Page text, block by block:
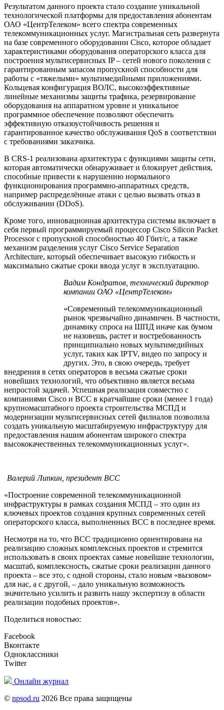
Результатом данного проекта стало создание уникальной
технологической платформы для предоставления абонентам
ОАО «ЦентрТелеком» всего спектра современных
телекоммуникационных услуг. Магистральная сеть развернута
на базе современного оборудовании Cisco, которое обладает
характеристиками оборудования операторского класса для
построения мультисервисных IP – сетей нового поколения с
гарантированным запасом пропускной способности для
работы с «тяжелыми» мультимедийными приложениями.
Кольцевая конфигурация ВОЛС, высокоэффективные
линейные механизмы защиты трафика, резервирование
оборудования на аппаратном уровне и уникальное
программное обеспечение позволяют обеспечить
эффективную отказоустойчивость решения и
гарантированное качество обслуживания QoS в соответствии
с требованиями заказчика.
В CRS-1 реализована архитектура с функциями защиты сети,
которая автоматически обнаруживает и блокирует действия,
способные привести к нарушению нормального
функционирования программно-аппаратных средств,
например распределённые атаки с целью вызвать отказ в
обслуживании (DDoS).
Кроме того, инновационная архитектура системы включает в
себя первый программируемый процессор Cisco Silicon Packet
Processor с пропускной способностью 40 Гбит/с, а также
механизм разделения услуг Cisco Service Separation
Architecture, который обеспечивает высокую гибкость и
максимально сжатые сроки ввода услуг в эксплуатацию.
Вадим Кондратов, технический директор
компании ОАО «ЦентрТелеком»
«Современный телекоммуникационный
рынок чрезвычайно динамичен. В частности,
динамику спроса на ШПД иначе как бумом
не назовешь, растет и востребованность
принципиально новых мультимедийных
услуг, таких как IPTV, видео по запросу и
других. Это, в свою очередь, требует
внедрения в сетях операторов в весьма сжатые сроки
новейших технологий, что объективно является весьма
непростой задачей. Успешная реализация совместно с
компаниями Cisco и ВСС в кратчайшие сроки (менее 1 года)
крупномасштабного проекта строительства МСПД и
модернизации мультисервисных сетей филиалов позволила
создать уникальную масштабируемую инфраструктуру для
предоставления нашим абонентам широкого спектра
высококачественных телекоммуникационных услуг».
Валерий Липкин, президент BCC
«Построение современной телекоммуникационной
инфраструктуры в рамках создания МСПД – это один из
ключевых проектов создания крупных современных сетей
операторского класса, выполненных BCC в последнее время.
Несмотря на то, что BCC традиционно ориентирована на
реализацию сложных комплексных проектов и стремится
использовать в своих проектах самые новейшие технологии,
масштаб, комплексность, сжатые сроки реализации данного
проекта – все это, с одной стороны, стало новым «вызовом»
для нас, а с другой, – дало уникальную возможность
значительно усилить и развить нашу экспертизу в области
реализации подобных проектов».
Поделиться новостью:
Facebook
Вконтакте
Одноклассники
Twitter
Онлайн журнал
© npsod.ru 2026 Все права защищены